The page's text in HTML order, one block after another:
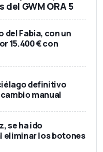
GWM ORA 5
del Fabia, con un
15.400 € con
definitivo
manual
se ha ido
eliminar los botones